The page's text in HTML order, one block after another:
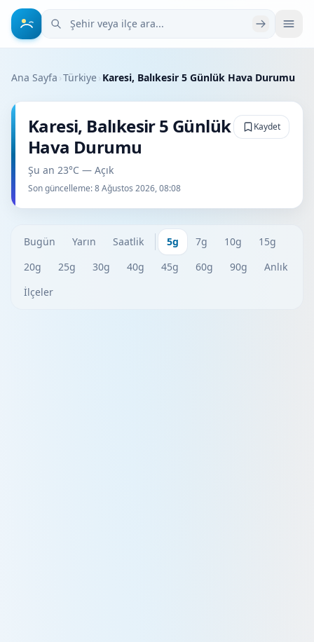
Şehir veya ilçe ara
Ana Sayfa ›Türkiye› Karesi, Balıkesir 5 Günlük Hava Durumu
Karesi, Balıkesir 5 Günlük
Hava Durumu
Şu an 23°C — Açık
Son güncelleme:8 Ağustos 2026, 08:08
Kaydet
Bugün Yarın Saatlik 5g 7g 10g
15g
20g
25g 30g 40g 45g 60g 90g
Anlık
İlçeler